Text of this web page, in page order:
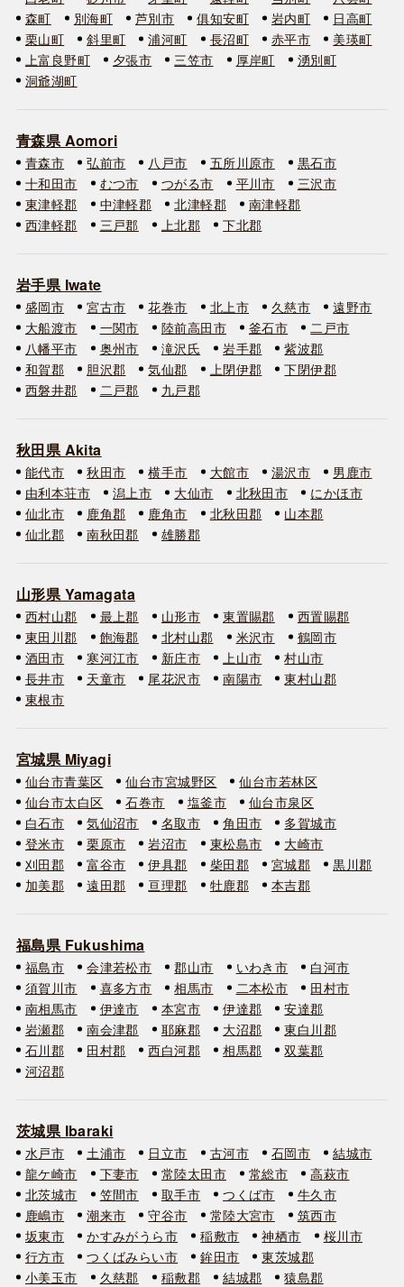
森町
別海町 芦別市 俱知安町 岩内町
日高町
栗山町
斜里町 浦河町 長沼町 赤平市
美瑛町
上富良野町
夕張市 三笠市 厚岸町
湧別町
洞爺湖町
青森県 Aomori
青森市 弘前市 八戸市 五所川原市
黒石市
十和田市
むつ市 つがる市 平川市
三沢市
東津軽郡
中津軽郡 北津軽郡
南津軽郡
西津軽郡
三戸郡 上北郡 下北郡
岩手県 Iwate
盛岡市 宮古市 花巻市 北上市 久慈市
遠野市
大船渡市
一関市 陸前高田市 釜石市
二戸市
八幡平市
奥州市 滝沢氏 岩手郡
紫波郡
和賀郡
胆沢郡 気仙郡 上閉伊郡
下閉伊郡
西磐井郡
二戸郡 九戸郡
秋田県 Akita
能代市 秋田市 横手市 大館市 湯沢市
男鹿市
由利本荘市
潟上市 大仙市 北秋田市
にかほ市
仙北市
鹿角郡 鹿角市 北秋田郡
山本郡
仙北郡
南秋田郡 雄勝郡
山形県 Yamagata
西村山郡 最上郡 山形市 東置賜郡
西置賜郡
東田川郡
飽海郡 北村山郡 米沢市
鶴岡市
酒田市
寒河江市 新庄市 上山市
村山市
長井市
天童市 尾花沢市 南陽市
東村山郡
東根市
宮城県 Miyagi
仙台市青葉区 仙台市宮城野区
仙台市若林区
仙台市太白区
石巻市 塩釜市
仙台市泉区
白石市
気仙沼市 名取市 角田市
多賀城市
登米市
栗原市 岩沼市 東松島市
大崎市
刈田郡
富谷市 伊具郡 柴田郡 宮城郡
黒川郡
加美郡
遠田郡 亘理郡 牡鹿郡 本吉郡
福島県 Fukushima
福島市 会津若松市 郡山市 いわき市
白河市
須賀川市
喜多方市 相馬市 二本松市
田村市
南相馬市
伊達市 本宮市 伊達郡
安達郡
岩瀬郡
南会津郡 耶麻郡 大沼郡
東白川郡
石川郡
田村郡 西白河郡 相馬郡
双葉郡
河沼郡
茨城県 Ibaraki
水戸市 土浦市 日立市 古河市 石岡市
結城市
龍ケ崎市
下妻市 常陸太田市 常総市
高萩市
北茨城市
笠間市 取手市 つくば市
牛久市
鹿嶋市
潮来市 守谷市 常陸大宮市
筑西市
坂東市
かすみがうら市 稲敷市 神栖市
桜川市
行方市
つくばみらい市 鉾田市
東茨城郡
小美玉市
久慈郡 稲敷郡 結城郡
猿島郡